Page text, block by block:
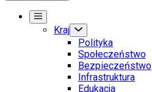
Kraj
Polityka
Społeczeństwo
Bezpieczeństwo
Infrastruktura
Edukacja